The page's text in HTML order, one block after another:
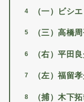
（一）ビシ
（三）高橋
（右）平田
（左）福留
（捕）木下